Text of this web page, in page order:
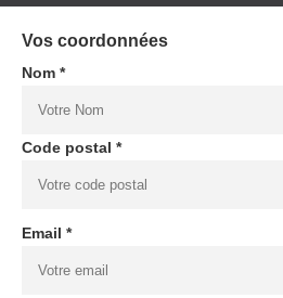
Vos coordonnées
Nom *
Code postal *
Email *